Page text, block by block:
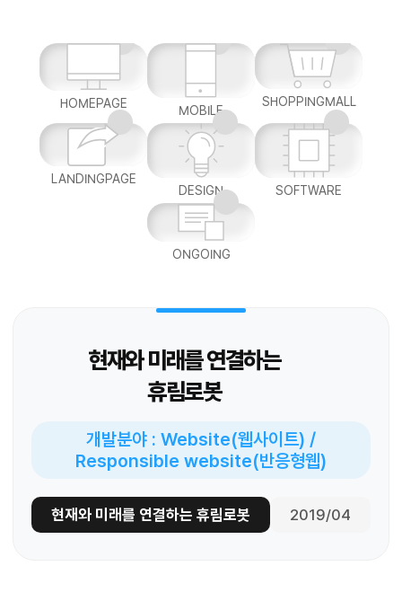
HOMEPAGE MOBILE
SHOPPINGMALL
LANDINGPAGE
DESIGN
SOFTWARE
ONGOING
현재와 미래를 연결하는
휴림로봇
개발분야 : Website(웹사이트) /
Responsible website(반응형웹)
현재와 미래를 연결하는 휴림로봇 2019/04